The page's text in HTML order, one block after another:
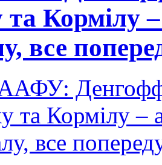
та Кормілу
все